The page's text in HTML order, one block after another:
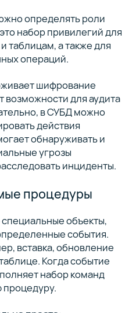
определять роли
набор привилегий для
таблицам, а также для
операций.
шифрование
возможности для аудита
в СУБД можно
действия
обнаруживать и
угрозы
инциденты.
процедуры
специальные объекты,
события.
вставка, обновление
Когда событие
набор команд